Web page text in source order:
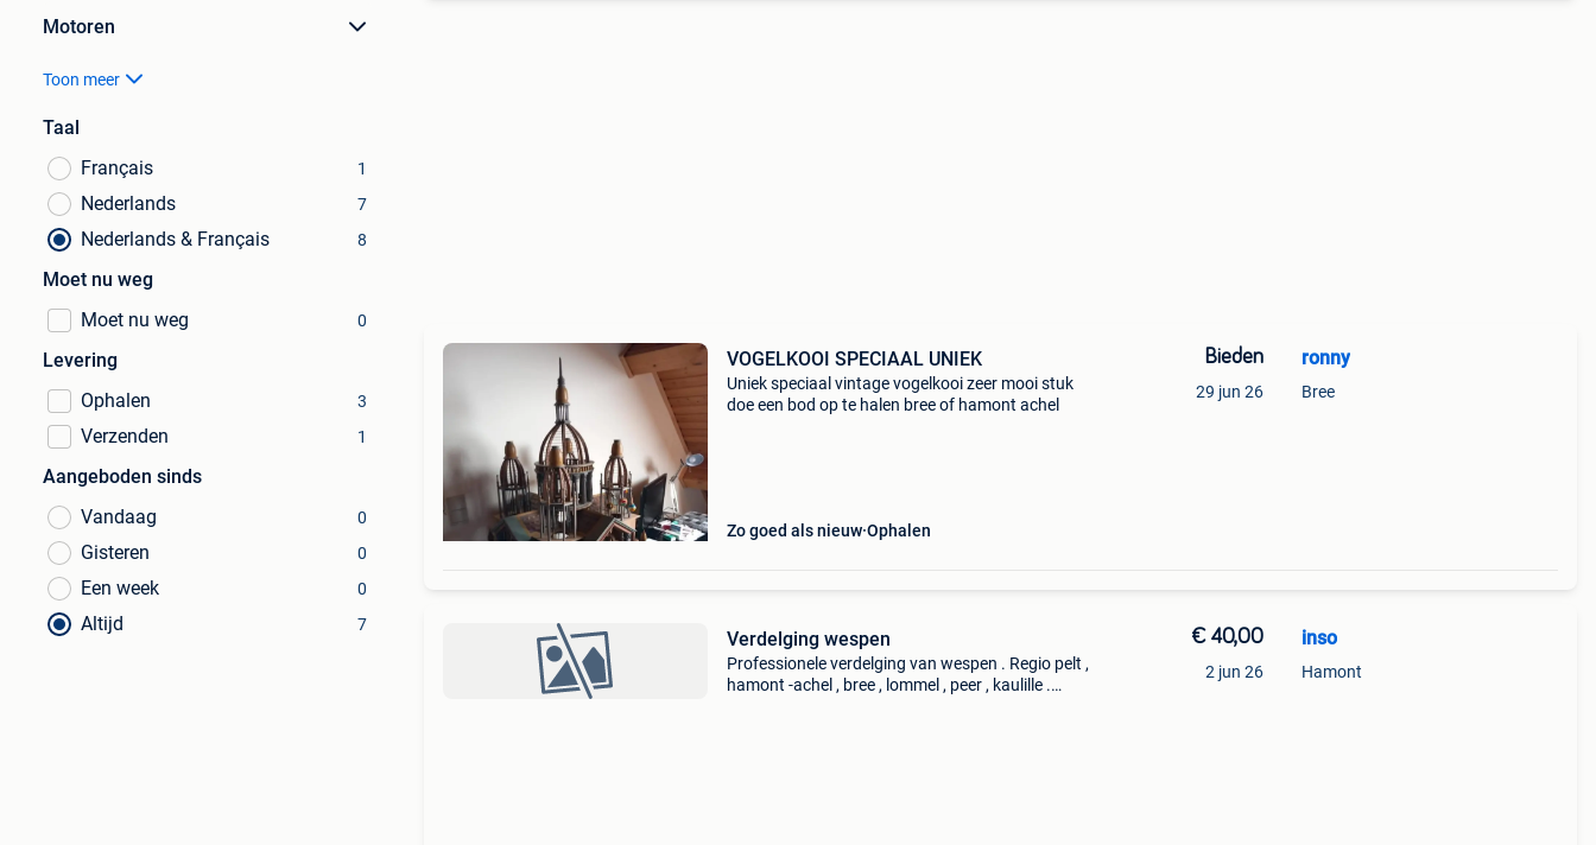
Motoren
Toon meer
Taal
Français
1
Nederlands 7
Nederlands & Français 8
Moet nu weg
Moet nu weg
0
Levering
Ophalen
3
Verzenden 1
Aangeboden sinds
Vandaag
0
Gisteren 0
Een week 0
Altijd 7
VOGELKOOI SPECIAAL UNIEK
Uniek speciaal vintage vogelkooi zeer mooi stuk
doe een bod op te halen bree of hamont achel
Zo goed als nieuw Ophalen
Bieden
29 jun 26
ronny
Bree
Verdelging wespen
Professionele verdelging van wespen . Regio pelt ,
hamont -achel , bree , lommel , peer , kaulille .
€ 40,00
2 jun 26
inso
Hamont